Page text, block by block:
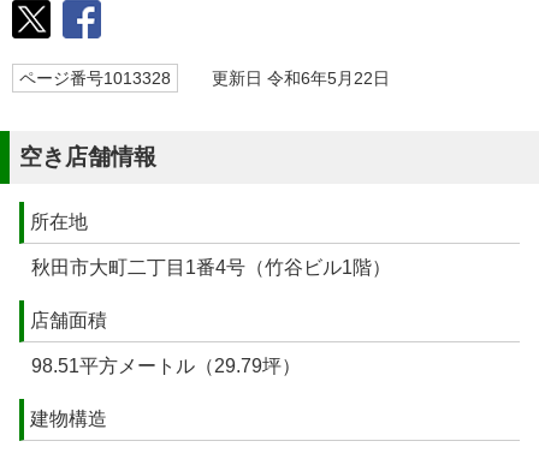
ページ番号1013328 更新日 令和6年5月22日
空き店舗情報
所在地
秋田市大町二丁目1番4号（竹谷ビル1階）
店舗面積
98.51平方メートル（29.79坪）
建物構造